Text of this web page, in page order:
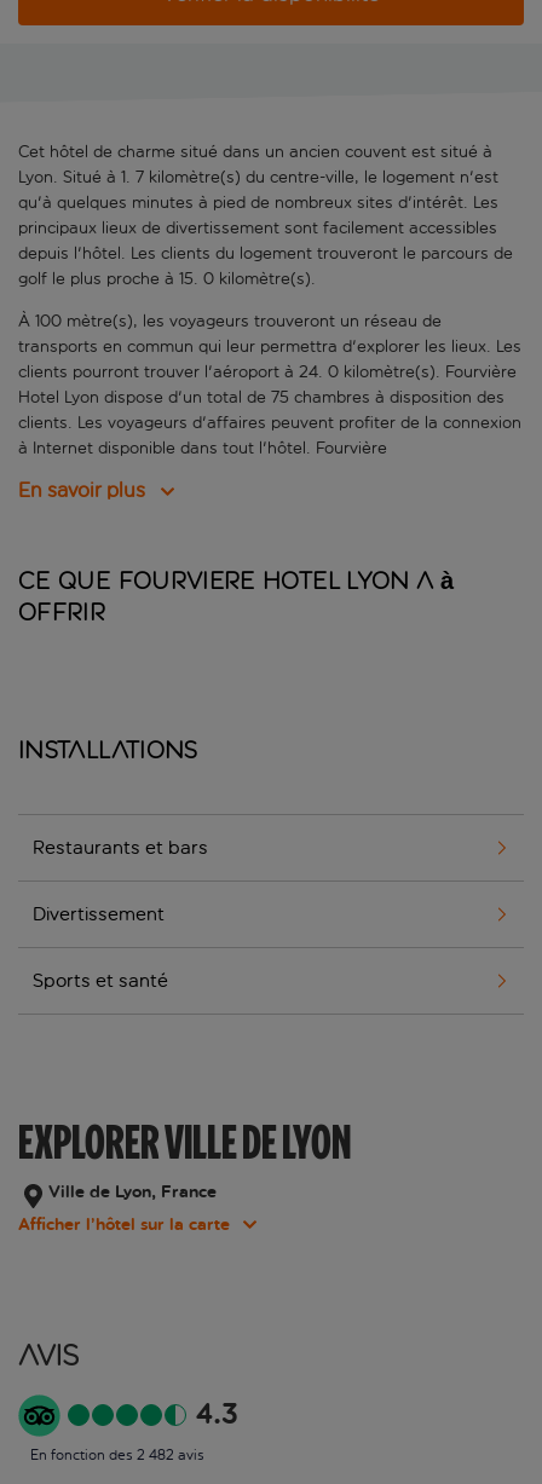
Cet hôtel de charme situé dans un ancien couvent est situé à
Lyon. Situé à 1. 7 kilomètre(s) du centre-ville, le logement n'est
qu'à quelques minutes à pied de nombreux sites d'intérêt. Les
principaux lieux de divertissement sont facilement accessibles
depuis l'hôtel. Les clients du logement trouveront le parcours de
golf le plus proche à 15. 0 kilomètre(s).
À 100 mètre(s), les voyageurs trouveront un réseau de
transports en commun qui leur permettra d'explorer les lieux. Les
clients pourront trouver l'aéroport à 24. 0 kilomètre(s). Fourvière
Hotel Lyon dispose d'un total de 75 chambres à disposition des
clients. Les voyageurs d'affaires peuvent profiter de la connexion
à Internet disponible dans tout l'hôtel. Fourvière
En savoir plus
Ce que Fourviere Hotel Lyon a à
offrir
Installations
Restaurants et bars
Divertissement
Sports et santé
EXPLORER VILLE DE LYON
Ville de Lyon, France
Afficher l’hôtel sur la carte
Avis
4.3
En fonction des 2 482 avis